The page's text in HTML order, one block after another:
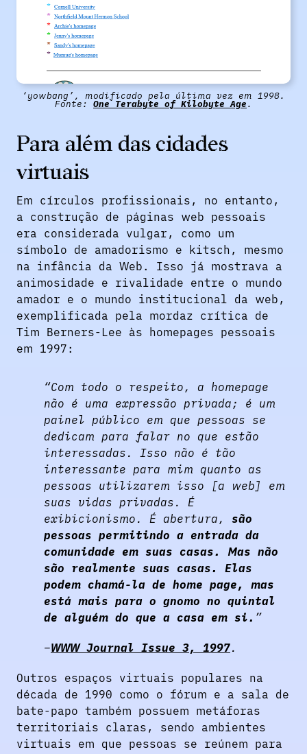
‘yowbang’, modificado pela última vez em 1998.
Fonte: One Terabyte of Kilobyte Age.
Para além das cidades
virtuais
Em círculos profissionais, no entanto,
a construção de páginas web pessoais
era considerada vulgar, como um
símbolo de amadorismo e kitsch, mesmo
na infância da Web. Isso já mostrava a
animosidade e rivalidade entre o mundo
amador e o mundo institucional da web,
exemplificada pela mordaz crítica de
Tim Berners-Lee às homepages pessoais
em 1997:
“Com todo o respeito, a homepage
não é uma expressão privada; é um
painel público em que pessoas se
dedicam para falar no que estão
interessadas. Isso não é tão
interessante para mim quanto as
pessoas utilizarem isso [a web] em
suas vidas privadas. É
exibicionismo. É abertura, são
pessoas permitindo a entrada da
comunidade em suas casas. Mas não
são realmente suas casas. Elas
podem chamá-la de home page, mas
está mais para o gnomo no quintal
de alguém do que a casa em si. ”
WWW Journal Issue 3, 1997.
Outros espaços virtuais populares na
década de 1990 como o fórum e a sala de
bate-papo também possuem metáforas
territoriais claras, sendo ambientes
virtuais em que pessoas se reúnem para